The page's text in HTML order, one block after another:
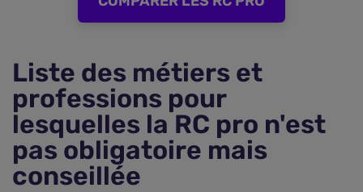
Liste des métiers et
professions pour
lesquelles la RC pro n'est
pas obligatoire mais
conseillée